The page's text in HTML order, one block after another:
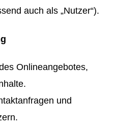
auch als „Nutzer“).
Onlineangebotes,
und